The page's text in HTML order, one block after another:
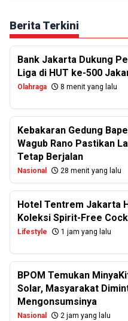
Berita Terkini
Bank Jakarta Dukung
Liga di HUT ke-500
Olahraga 8 menit yang lalu
Kebakaran Gedung
Wagub Rano Pastikan
Tetap Berjalan
Nasional 28 menit yang lalu
Hotel Tentrem Jakarta
Koleksi Spirit-Free
Lifestyle 1 jam yang lalu
BPOM Temukan
Solar, Masyarakat
Mengonsumsinya
Nasional 2 jam yang lalu